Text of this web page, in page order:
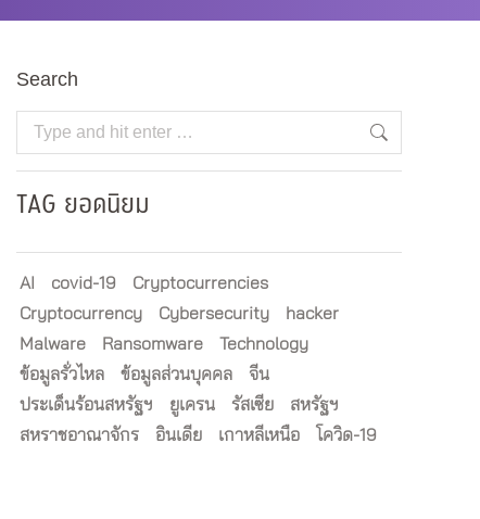
Search
Search:
TAG ยอดนิยม
AI covid-19
Cryptocurrencies
Cryptocurrency
Cybersecurity
hacker
Malware
Ransomware
Technology
ข้อมูลรั่วไหล
ข้อมูลส่วนบุคคล
จีน
ประเด็นร้อนสหรัฐฯ
ยูเครน รัสเซีย
สหรัฐฯ
สหราชอาณาจักร
อินเดีย เกาหลีเหนือ โควิด-19